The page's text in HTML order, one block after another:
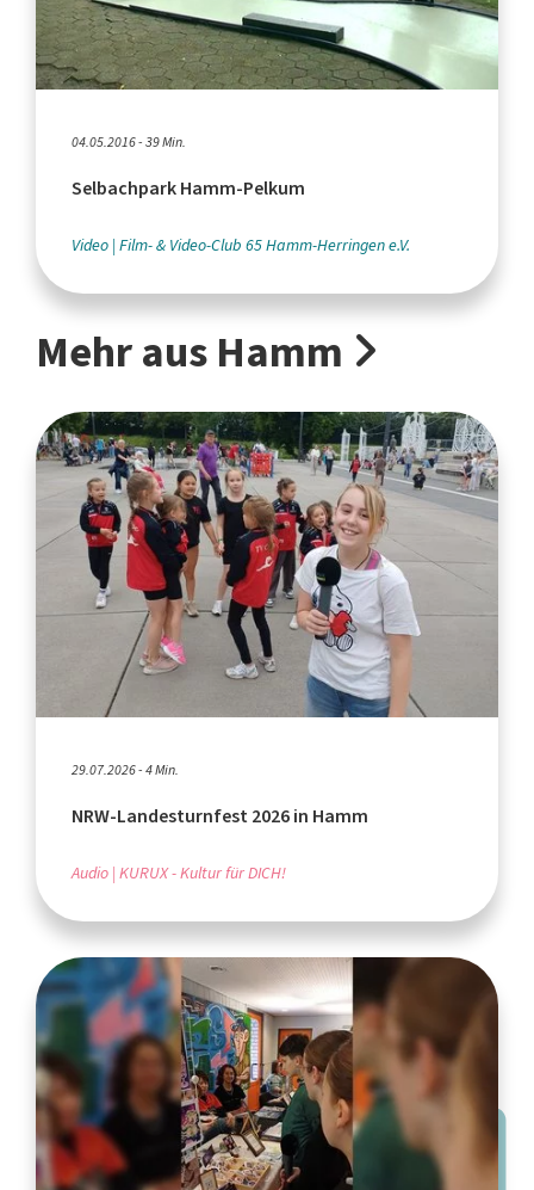
04.05.2016 - 39 Min.
Selbachpark Hamm-Pelkum
Video Film- & Video-Club 65 Hamm-Herringen e.V.
Mehr aus Hamm
29.07.2026 - 4 Min.
NRW-Landesturnfest 2026 in Hamm
Audio KURUX - Kultur für DICH!